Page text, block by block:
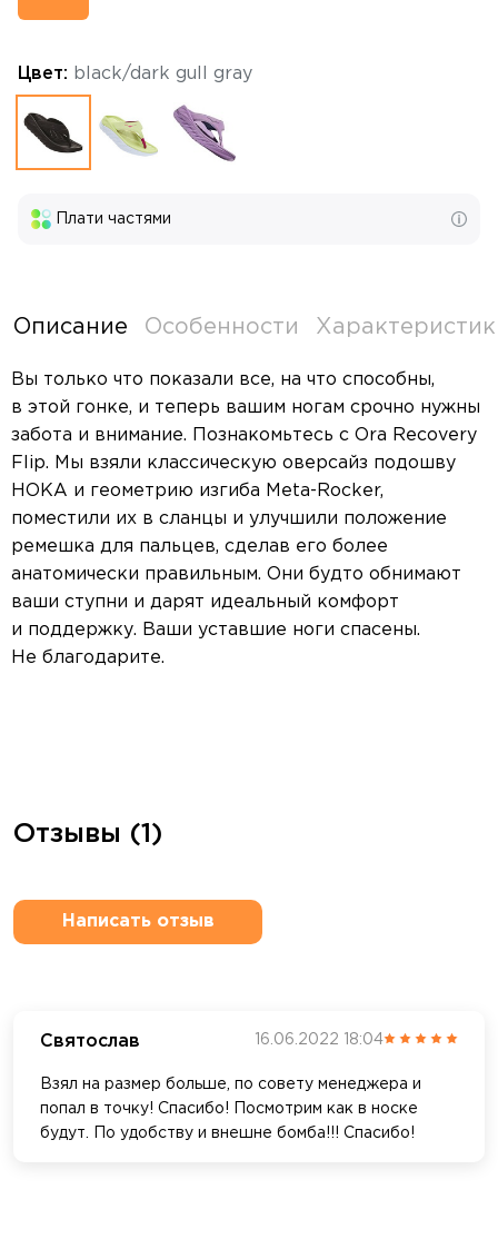
Цвет: black/dark gull gray
Плати частями
Описание Особенности
Вы только что показали все, на что способны,
в этой гонке, и теперь вашим ногам срочно нужны
забота и внимание. Познакомьтесь с Ora Recovery
Flip. Мы взяли классическую оверсайз подошву
HOKA и геометрию изгиба Meta-Rocker,
поместили их в сланцы и улучшили положение
ремешка для пальцев, сделав его более
анатомически правильным. Они будто обнимают
ваши ступни и дарят идеальный комфорт
и поддержку. Ваши уставшие ноги спасены.
Не благодарите.
Отзывы (1)
Написать отзыв
Святослав 16.06.2022 18:04
Взял на размер больше, по совету менеджера и
попал в точку! Спасибо! Посмотрим как в носке
будут. По удобству и внешне бомба!!! Спасибо!